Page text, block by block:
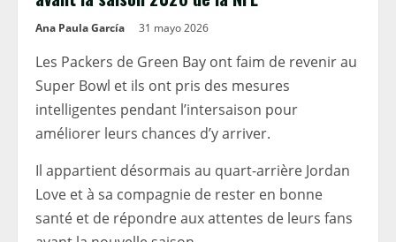
Ana Paula García 31 mayo 2026
Les Packers de Green Bay ont faim de revenir au
Super Bowl et ils ont pris des mesures
intelligentes pendant l’intersaison pour
améliorer leurs chances d’y arriver.
Il appartient désormais au quart-arrière Jordan
Love et à sa compagnie de rester en bonne
santé et de répondre aux attentes de leurs fans